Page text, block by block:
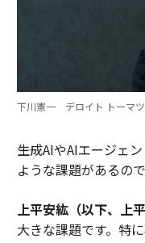
下川憲一 デロイト トーマ
――生成AIやAIエージ
ような課題があるの
上平安紘（以下、上平
大きな課題です。特